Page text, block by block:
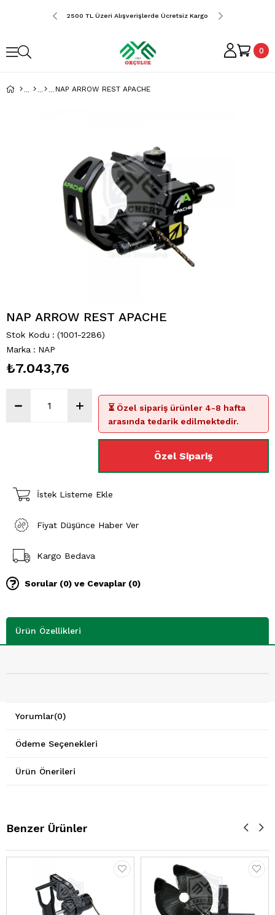
Ücretsiz Kargo 2500 TL Üzeri Alışverişlerde Ücretsiz Kargo 2500 TL Üzeri
0
NAP ARROW REST APACHE
NAP ARROW REST APACHE
Stok Kodu
(1001-2286)
Marka : NAP
₺7.043,76
⏳ Özel sipariş ürünler 4-8 hafta
arasında tedarik edilmektedir.
İstek Listeme Ekle
Fiyat Düşünce Haber Ver
Kargo Bedava
Sorular (0) ve Cevaplar (0)
Ürün Özellikleri
Yorumlar(0)
Ödeme Seçenekleri
Ürün Önerileri
Benzer Ürünler